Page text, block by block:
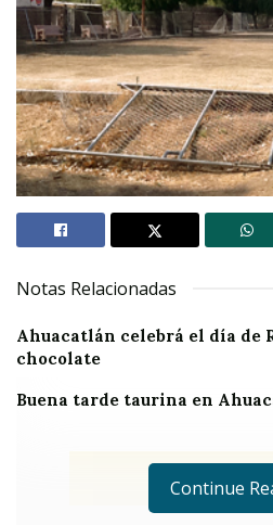
Notas Relacionadas
Ahuacatlán celebrá el día de
chocolate
Buena tarde taurina en
Continue